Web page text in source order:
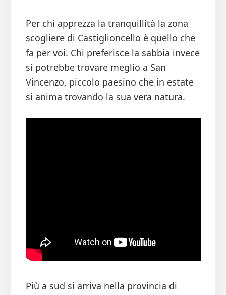
Per chi apprezza la tranquillità la zona
scogliere di Castiglioncello è quello che
fa per voi. Chi preferisce la sabbia invece
si potrebbe trovare meglio a San
Vincenzo, piccolo paesino che in estate
si anima trovando la sua vera natura.
Più a sud si arriva nella provincia di